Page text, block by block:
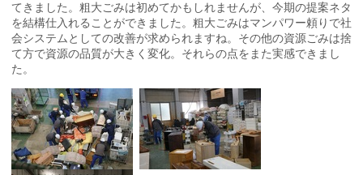
てきました。粗大ごみは初めてかもしれませんが、今期の提案ネタ
を結構仕入れることができました。粗大ごみはマンパワー頼りで社
会システムとしての改善が求められますね。その他の資源ごみは捨
て方で資源の品質が大きく変化。それらの点をまた実感できまし
た。